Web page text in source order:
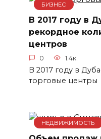
БИЗНЕС
В 2017 году в
рекордное
центров
0 1.4к.
В 2017 году в
торговые центры
НЕДВИЖИМОСТЬ